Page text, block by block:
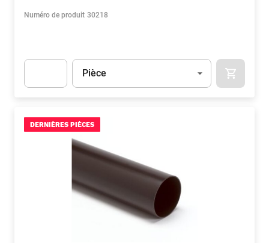
Numéro de produit 30218
Unité
Pièce
DERNIÈRES PIÈCES